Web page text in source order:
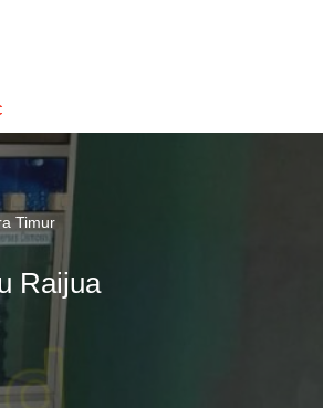
Timur
Raijua